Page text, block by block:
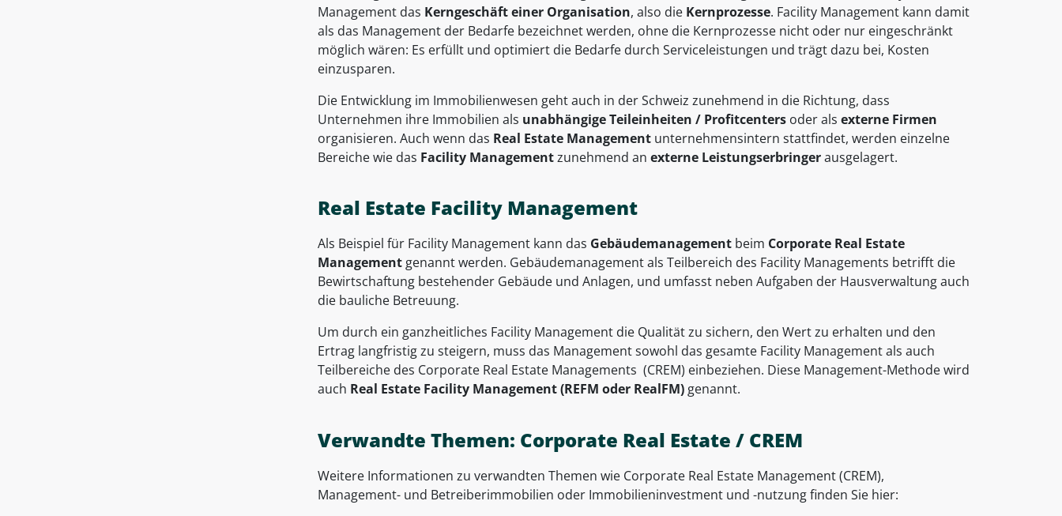
Management das Kerngeschäft einer Organisation, also die Kernprozesse. Facility Management kann damit
als das Management der Bedarfe bezeichnet werden, ohne die Kernprozesse nicht oder nur eingeschränkt
möglich wären: Es erfüllt und optimiert die Bedarfe durch Serviceleistungen und trägt dazu bei, Kosten
einzusparen.
Die Entwicklung im Immobilienwesen geht auch in der Schweiz zunehmend in die Richtung, dass
Unternehmen ihre Immobilien als unabhängige Teileinheiten / Profitcenters oder als externe Firmen
organisieren. Auch wenn das Real Estate Management unternehmensintern stattfindet, werden einzelne
Bereiche wie das Facility Managementzunehmend an externe Leistungserbringerausgelagert.
Real Estate Facility Management
Als Beispiel für Facility Management kann das Gebäudemanagement beim Corporate Real Estate
Management genannt werden. Gebäudemanagement als Teilbereich des Facility Managements betrifft die
Bewirtschaftung bestehender Gebäude und Anlagen, und umfasst neben Aufgaben der Hausverwaltung auch
die bauliche Betreuung.
Um durch ein ganzheitliches Facility Management die Qualität zu sichern, den Wert zu erhalten und den
Ertrag langfristig zu steigern, muss das Management sowohl das gesamte Facility Management als auch
Teilbereiche des Corporate Real Estate Managements (CREM) einbeziehen. Diese Management-Methode wird
auch Real Estate Facility Management (REFM oder RealFM) genannt.
Verwandte Themen: Corporate Real Estate / CREM
Weitere Informationen zu verwandten Themen wie Corporate Real Estate Management (CREM),
Management- und Betreiberimmobilien oder Immobilieninvestment und -nutzung finden Sie hier: